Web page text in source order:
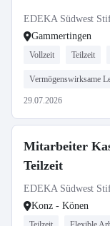
oder Teilzeit
EDEKA Südwest
Gammertingen
Vollzeit Teilzeit
Vermögenswirksame
29.07.2026
Mitarbeiter
Teilzeit
EDEKA Südwest
Konz - Könen